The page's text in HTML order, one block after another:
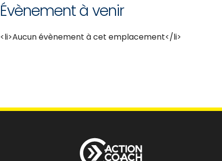
Évènement à venir
<li>Aucun évènement à cet emplacement</li>